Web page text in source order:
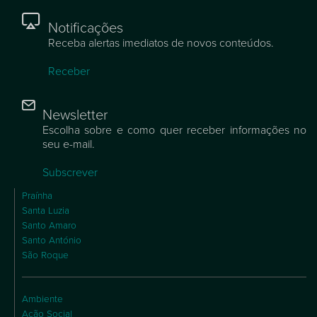
Notificações
Receba alertas imediatos de novos conteúdos.
Receber
Newsletter
Escolha sobre e como quer receber informações no
seu e-mail.
Subscrever
Praínha
Santa Luzia
Santo Amaro
Santo António
São Roque
Ambiente
Ação Social